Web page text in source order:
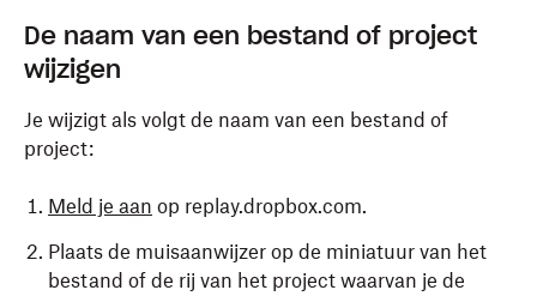
De naam van een bestand of project
wijzigen
Je wijzigt als volgt de naam van een bestand of
project:
Meld je aan op replay.dropbox.com.
Plaats de muisaanwijzer op de miniatuur van het
bestand of de rij van het project waarvan je de